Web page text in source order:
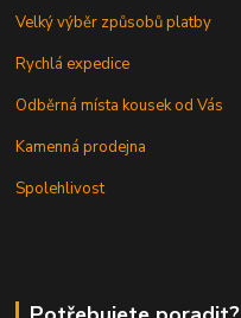
Velký výběr způsobů platby
Rychlá expedice
Odběrná místa kousek od Vás
Kamenná prodejna
Spolehlivost